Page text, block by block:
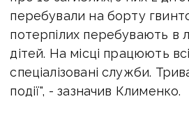
перебували на борту
потерпілих перебувають в
дітей. На місці працюють
спеціалізовані служби.
події", - зазначив Клименко.